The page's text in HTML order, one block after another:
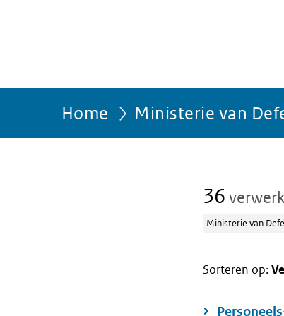
Home Ministerie van
36
Ministerie van
Sorteren op: